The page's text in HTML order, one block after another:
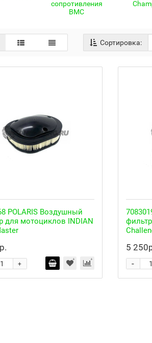
сопротивления
BMC
Сортировка:
POLARIS Воздушный
для мотоциклов INDIAN
+
5
-